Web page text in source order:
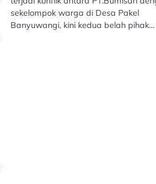
sekelompok warga di Desa Pakel
Banyuwangi, kini kedua belah pihak…